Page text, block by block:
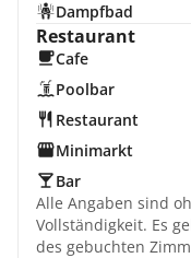
Dampfbad
Restaurant
Cafe
Poolbar
Restaurant
Minimarkt
Bar
Alle Angaben sind
Vollständigkeit. Es
des gebuchten